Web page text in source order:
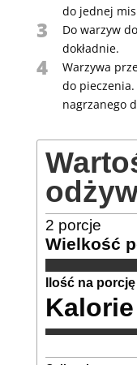
do jednej
3
Do warzyw
dokładnie.
4
Warzywa
do pieczenia.
nagrzanego
2 porcje
Wielkość
Ilość na porcję
Kalorie